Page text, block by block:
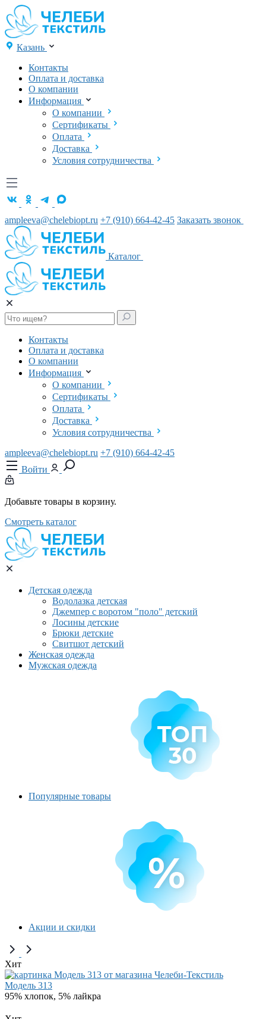
Казань
Контакты
Оплата и доставка
О компании
Информация
О компании
Сертификаты
Оплата
Доставка
Условия сотрудничества
ampleeva@chelebiopt.ru +7 (910) 664-42-45 Заказать звонок
Каталог
Контакты
Оплата и доставка
О компании
Информация
О компании
Сертификаты
Оплата
Доставка
Условия сотрудничества
ampleeva@chelebiopt.ru +7 (910) 664-42-45
Войти
Добавьте товары в корзину.
Смотреть каталог
Детская одежда
Водолазка детская
Джемпер с воротом "поло" детский
Лосины детские
Брюки детские
Свитшот детский
Женская одежда
Мужская одежда
Популярные товары
Акции и скидки
Хит
Модель 313
95% хлопок, 5% лайкра